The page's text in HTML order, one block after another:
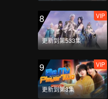
8
更新到第533集
VIP
9
更新到第3集
VIP